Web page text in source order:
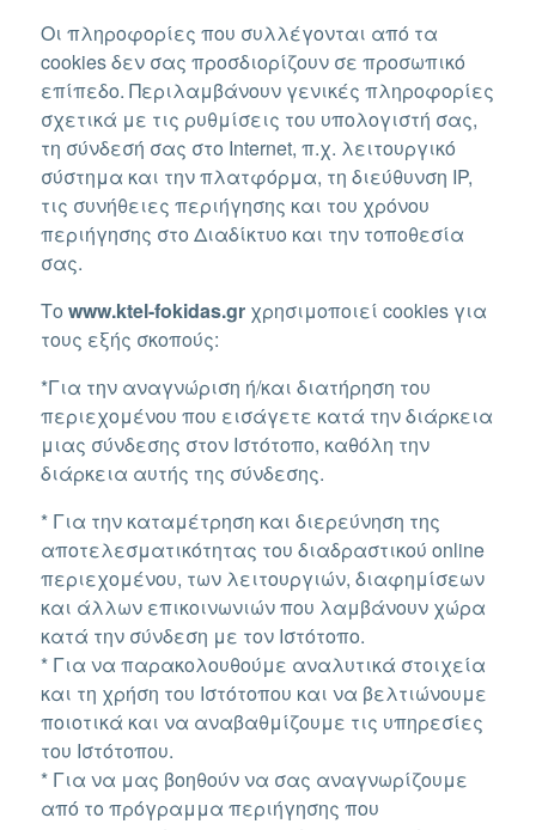
Οι πληροφορίες που συλλέγονται από τα
cookies δεν σας προσδιορίζουν σε προσωπικό
επίπεδο. Περιλαμβάνουν γενικές πληροφορίες
σχετικά με τις ρυθμίσεις του υπολογιστή σας,
τη σύνδεσή σας στο Internet, π.χ. λειτουργικό
σύστημα και την πλατφόρμα, τη διεύθυνση IP,
τις συνήθειες περιήγησης και του χρόνου
περιήγησης στο Διαδίκτυο και την τοποθεσία
σας.
Τοwww.ktel-fokidas.gr χρησιμοποιεί cookies για
τους εξής σκοπούς:
*Για την αναγνώριση ή/και διατήρηση του
περιεχομένου που εισάγετε κατά την διάρκεια
μιας σύνδεσης στον Ιστότοπο, καθόλη την
διάρκεια αυτής της σύνδεσης.
* Για την καταμέτρηση και διερεύνηση της
αποτελεσματικότητας του διαδραστικού online
περιεχομένου, των λειτουργιών, διαφημίσεων
και άλλων επικοινωνιών που λαμβάνουν χώρα
κατά την σύνδεση με τον Ιστότοπο.
* Για να παρακολουθούμε αναλυτικά στοιχεία
και τη χρήση του Ιστότοπου και να βελτιώνουμε
ποιοτικά και να αναβαθμίζουμε τις υπηρεσίες
του Ιστότοπου.
* Για να μας βοηθούν να σας αναγνωρίζουμε
από το πρόγραμμα περιήγησης που